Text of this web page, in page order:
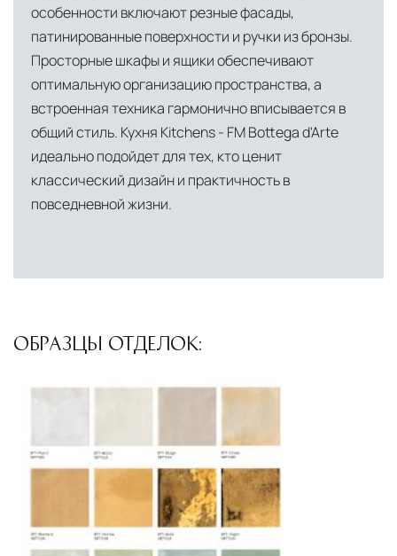
Собственные складские комплексы
располагаем принадлежащими нам
складскими объектами в Москве, где хранятся
товары в надлежащих климатических
условиях. Наличие собственной
инфраструктуры позволяет сократить сроки
доставки и обеспечить полный контроль над
сохранностью продукции.
Помимо Москвы, мы располагаем
— распределительная база для
Средиземноморского региона
Лондон, Великобритания
—
логистический хаб для европейского рынка
США— центр доставки для
особенности включают резные фасады,
патинированные поверхности и ручки из бронзы.
Просторные шкафы и ящики обеспечивают
оптимальную организацию пространства, а
встроенная техника гармонично вписывается в
общий стиль. Кухня Kitchens - FM Bottega d'Arte
идеально подойдет для тех, кто ценит
классический дизайн и практичность в
повседневной жизни.
ОБРАЗЦЫ ОТДЕЛОК: